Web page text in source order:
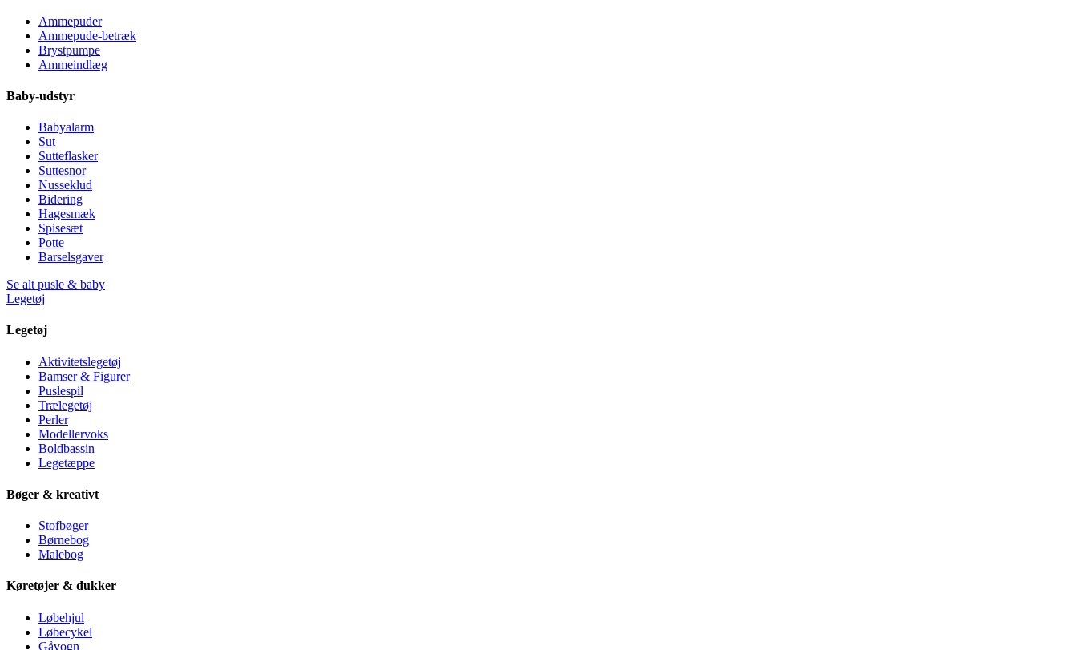
Ammepuder
Ammepude-betræk
Brystpumpe
Ammeindlæg
Baby-udstyr
Babyalarm
Sut
Sutteflasker
Suttesnor
Nusseklud
Bidering
Hagesmæk
Spisesæt
Potte
Barselsgaver
Se alt pusle & baby
Legetøj
Legetøj
Aktivitetslegetøj
Bamser & Figurer
Puslespil
Trælegetøj
Perler
Modellervoks
Boldbassin
Legetæppe
Bøger & kreativt
Stofbøger
Børnebog
Malebog
Køretøjer & dukker
Løbehjul
Løbecykel
Gåvogn